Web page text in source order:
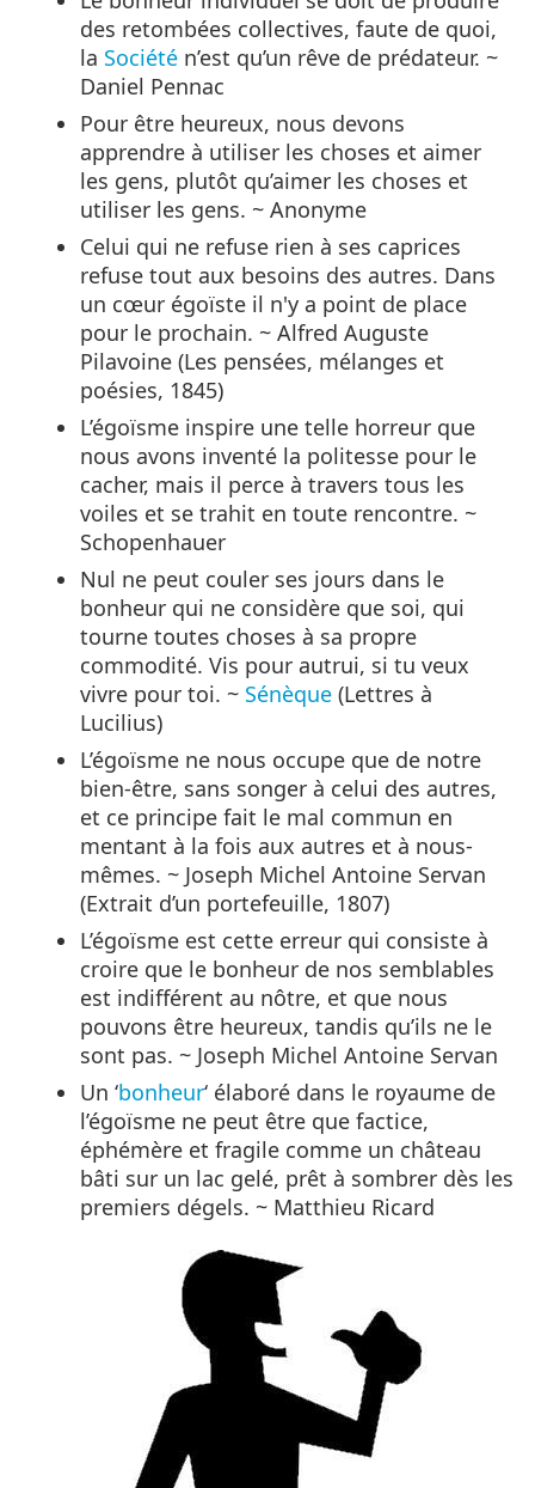
des retombées collectives, faute de quoi,
la Société n’est qu’un rêve de prédateur. ~
Daniel Pennac
Pour être heureux, nous devons
apprendre à utiliser les choses et aimer
les gens, plutôt qu’aimer les choses et
utiliser les gens. ~ Anonyme
Celui qui ne refuse rien à ses caprices
refuse tout aux besoins des autres. Dans
un cœur égoïste il n'y a point de place
pour le prochain. ~ Alfred Auguste
Pilavoine (Les pensées, mélanges et
poésies, 1845)
L’égoïsme inspire une telle horreur que
nous avons inventé la politesse pour le
cacher, mais il perce à travers tous les
voiles et se trahit en toute rencontre. ~
Schopenhauer
Nul ne peut couler ses jours dans le
bonheur qui ne considère que soi, qui
tourne toutes choses à sa propre
commodité. Vis pour autrui, si tu veux
vivre pour toi. ~ Sénèque (Lettres à
Lucilius)
L’égoïsme ne nous occupe que de notre
bien-être, sans songer à celui des autres,
et ce principe fait le mal commun en
mentant à la fois aux autres et à nous-
mêmes. ~ Joseph Michel Antoine Servan
(Extrait d’un portefeuille, 1807)
L’égoïsme est cette erreur qui consiste à
croire que le bonheur de nos semblables
est indifférent au nôtre, et que nous
pouvons être heureux, tandis qu’ils ne le
sont pas. ~ Joseph Michel Antoine Servan
Un ‘bonheur‘ élaboré dans le royaume de
l’égoïsme ne peut être que factice,
éphémère et fragile comme un château
bâti sur un lac gelé, prêt à sombrer dès les
premiers dégels. ~ Matthieu Ricard